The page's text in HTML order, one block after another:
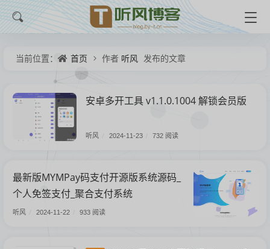
当前位置： 首页 作者 听风 发布的文章
安卓多开工具 v1.1.0.1004 解锁会员版
听风 2024-11-23 732 阅读
最新版MYMPay码支付开源版系统源码_
个人免签支付_聚合支付系统
听风 2024-11-22 933 阅读